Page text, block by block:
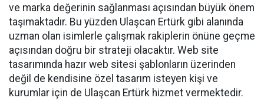
ve marka değerinin sağlanması açısından büyük önem
taşımaktadır. Bu yüzden Ulaşcan Ertürk gibi alanında
uzman olan isimlerle çalışmak rakiplerin önüne geçme
açısından doğru bir strateji olacaktır. Web site
tasarımında hazır web sitesi şablonların üzerinden
değil de kendisine özel tasarım isteyen kişi ve
kurumlar için de Ulaşcan Ertürk hizmet vermektedir.